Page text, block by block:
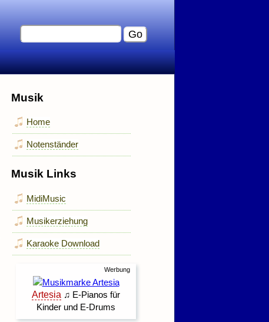
Musik
Home
Notenständer
Musik Links
MidiMusic
Musikerziehung
Karaoke Download